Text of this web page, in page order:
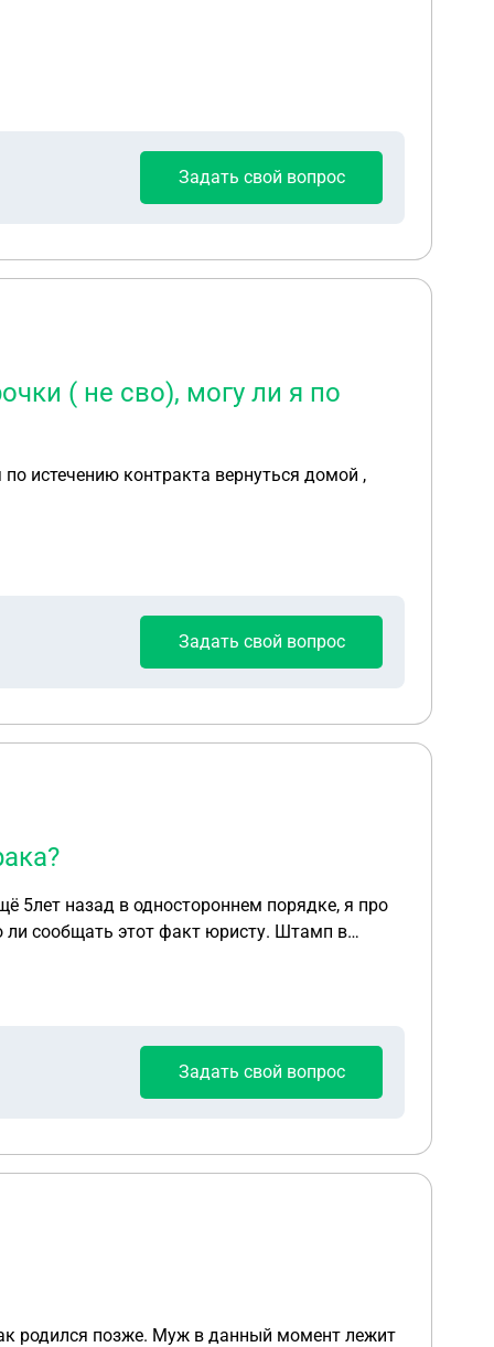
Задать свой вопрос
( не сво), могу ли я по
Задать свой вопрос
5лет назад в одностороннем порядке, я про
ли сообщать этот факт юристу. Штамп в
о факте расторжения брака?
Задать свой вопрос
родился позже. Муж в данный момент лежит